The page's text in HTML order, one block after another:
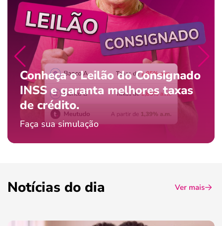
Conheça o Leilão do Consignado
INSS e garanta melhores taxas
de crédito.
Faça sua simulação
Notícias do dia Ver mais